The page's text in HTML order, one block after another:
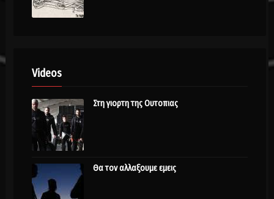
Videos
Στη γιορτη της Ουτοπιας
Θα τον αλλαξουμε εμεις